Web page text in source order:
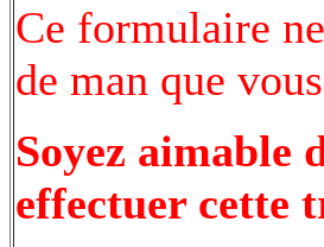
Ce formulaire
de man que
Soyez aimable
effectuer cette